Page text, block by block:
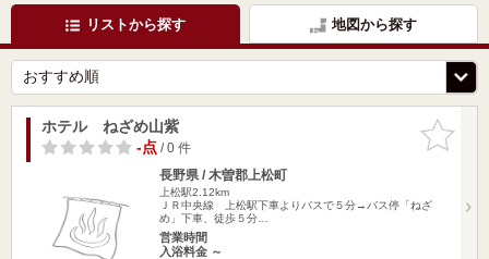
リストから探す 地図から探す
お気に入
りに追加
ホテル ねざめ山紫
-点/ 0 件
長野県 / 木曽郡上松町
上松駅2.12km
ＪＲ中央線 上松駅下車よりバスで５分→バス停「ねざ
め」下車、徒歩５分…
営業時間
入浴料金 ～